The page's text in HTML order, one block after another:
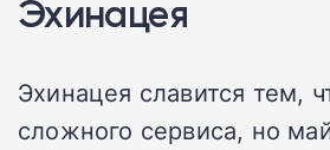
Эхинацея
Эхинацея славится тем,
сложного сервиса, но